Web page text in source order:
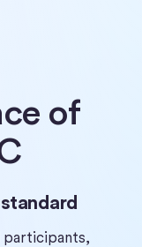
of
participants,